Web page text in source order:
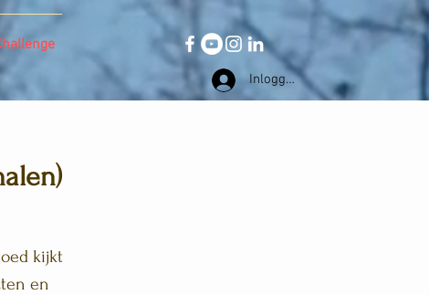
Inloggen
kijkt
en